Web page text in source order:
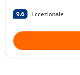
9.6 Eccezionale